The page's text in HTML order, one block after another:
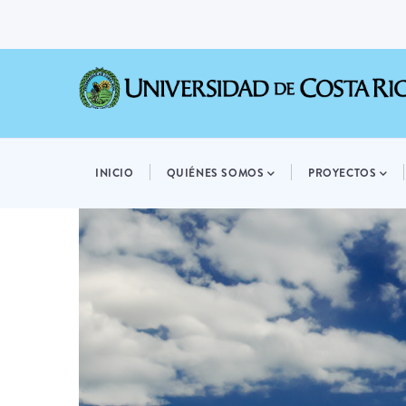
NAVIGATION
INICIO QUIÉNES SOMOS PROYECTOS